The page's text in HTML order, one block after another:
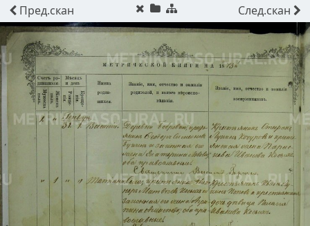
Пред.скан След.скан